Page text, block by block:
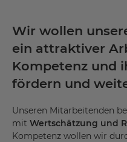
Wir wollen
ein attraktiver
Kompetenz und
fördern und
Unseren Mitarbeitenden
mit Wertschätzung und
Kompetenz wollen wir